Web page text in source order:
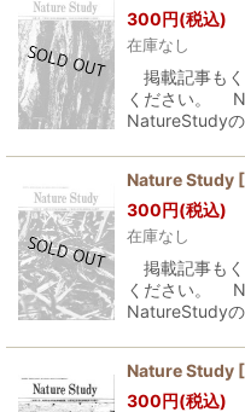
300円(税込)
在庫なし
掲載記事も
ください。
NatureStudy
Nature Study
300円(税込)
在庫なし
掲載記事も
ください。
NatureStudy
Nature Study
300円(税込)